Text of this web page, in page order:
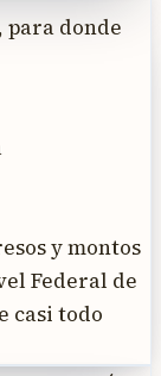
para donde
y montos
Federal de
casi todo